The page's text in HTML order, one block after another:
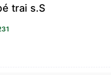
trai s.S